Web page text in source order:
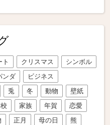
ト クリスマス
シンボル
ンダ
ビジネス
兎 冬 動物
壁紙
家族 年賀
恋愛
正月 母の日
熊